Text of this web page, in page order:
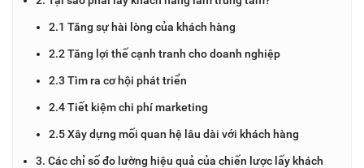
2.1 Tăng sự hài lòng của khách hàng
2.2 Tăng lợi thế cạnh tranh cho doanh nghiệp
2.3 Tìm ra cơ hội phát triển
2.4 Tiết kiệm chi phí marketing
2.5 Xây dựng mối quan hệ lâu dài với khách hàng
3. Các chỉ số đo lường hiệu quả của chiến lược lấy khách